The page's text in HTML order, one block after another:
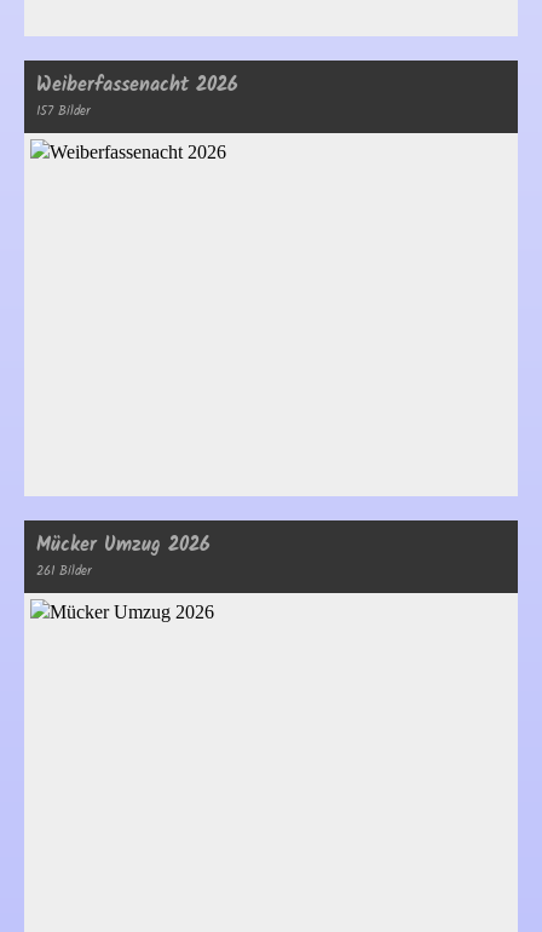
Weiberfassenacht 2026
157 Bilder
Mücker Umzug 2026
261 Bilder